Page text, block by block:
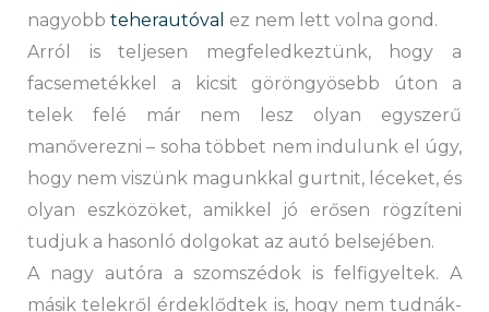
nagyobb teherautóval ez nem lett volna gond.
Arról is teljesen megfeledkeztünk, hogy a
facsemetékkel a kicsit göröngyösebb úton a
telek felé már nem lesz olyan egyszerű
manőverezni – soha többet nem indulunk el úgy,
hogy nem viszünk magunkkal gurtnit, léceket, és
olyan eszközöket, amikkel jó erősen rögzíteni
tudjuk a hasonló dolgokat az autó belsejében.
A nagy autóra a szomszédok is felfigyeltek. A
másik telekről érdeklődtek is, hogy nem tudnák-